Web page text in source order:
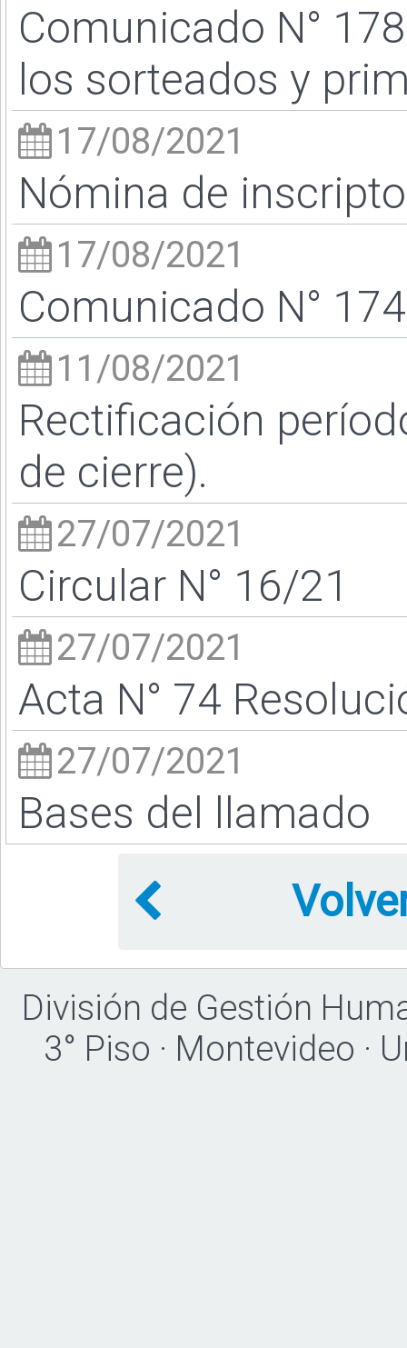
Comunicado N°
los sorteados y
17/08/2021
Nómina de
17/08/2021
Comunicado N°
11/08/2021
Rectificación
de cierre).
27/07/2021
Circular N° 16/21
27/07/2021
Acta N° 74
27/07/2021
Bases del llamado
División de Gestión
3° Piso · Montevideo ·